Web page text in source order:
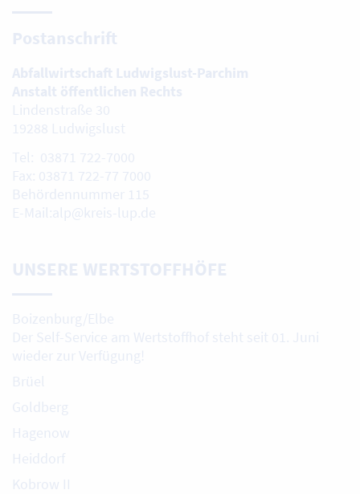
Postanschrift
Abfallwirtschaft Ludwigslust-Parchim
Anstalt öffentlichen Rechts
Lindenstraße 30
19288 Ludwigslust
Tel: 03871 722-7000
Fax: 03871 722-77 7000
Behördennummer 115
E-Mail:alp@kreis-lup.de
UNSERE WERTSTOFFHÖFE
Boizenburg/Elbe
Der Self-Service am Wertstoffhof steht seit 01. Juni
wieder zur Verfügung!
Brüel
Goldberg
Hagenow
Heiddorf
Kobrow II